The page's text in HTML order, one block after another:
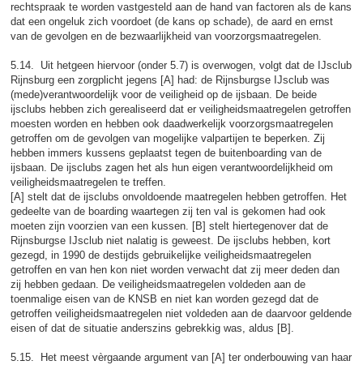
rechtspraak te worden vastgesteld aan de hand van factoren als de kans
dat een ongeluk zich voordoet (de kans op schade), de aard en ernst
van de gevolgen en de bezwaarlijkheid van voorzorgsmaatregelen.
5.14. Uit hetgeen hiervoor (onder 5.7) is overwogen, volgt dat de IJsclub
Rijnsburg een zorgplicht jegens [A] had: de Rijnsburgse IJsclub was
(mede)verantwoordelijk voor de veiligheid op de ijsbaan. De beide
ijsclubs hebben zich gerealiseerd dat er veiligheidsmaatregelen getroffen
moesten worden en hebben ook daadwerkelijk voorzorgsmaatregelen
getroffen om de gevolgen van mogelijke valpartijen te beperken. Zij
hebben immers kussens geplaatst tegen de buitenboarding van de
ijsbaan. De ijsclubs zagen het als hun eigen verantwoordelijkheid om
veiligheidsmaatregelen te treffen.
[A] stelt dat de ijsclubs onvoldoende maatregelen hebben getroffen. Het
gedeelte van de boarding waartegen zij ten val is gekomen had ook
moeten zijn voorzien van een kussen. [B] stelt hiertegenover dat de
Rijnsburgse IJsclub niet nalatig is geweest. De ijsclubs hebben, kort
gezegd, in 1990 de destijds gebruikelijke veiligheidsmaatregelen
getroffen en van hen kon niet worden verwacht dat zij meer deden dan
zij hebben gedaan. De veiligheidsmaatregelen voldeden aan de
toenmalige eisen van de KNSB en niet kan worden gezegd dat de
getroffen veiligheidsmaatregelen niet voldeden aan de daarvoor geldende
eisen of dat de situatie anderszins gebrekkig was, aldus [B].
5.15. Het meest vèrgaande argument van [A] ter onderbouwing van haar